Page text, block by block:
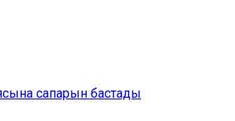
сапарын бастады